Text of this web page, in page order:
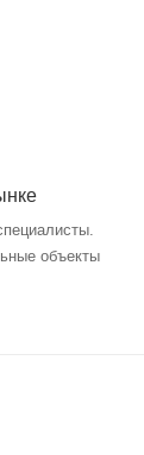
объекты